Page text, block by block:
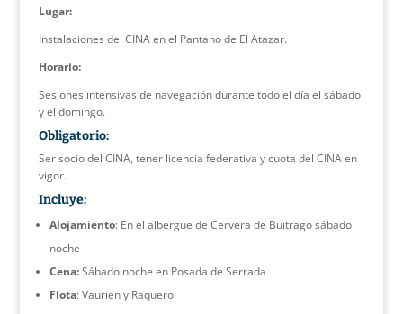
Lugar:
Instalaciones del CINA en el Pantano de El Atazar.
Horario:
Sesiones intensivas de navegación durante todo el día el sábado
y el domingo.
Obligatorio:
Ser socio del CINA, tener licencia federativa y cuota del CINA en
vigor.
Incluye:
Alojamiento: En el albergue de Cervera de Buitrago sábado
noche
Cena:Sábado noche en Posada de Serrada
Flota: Vaurien y Raquero